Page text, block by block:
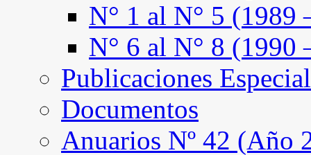
N° 1 al N° 5 (1989
N° 6 al N° 8 (1990
Publicaciones
Documentos
Anuarios Nº 42 (Año